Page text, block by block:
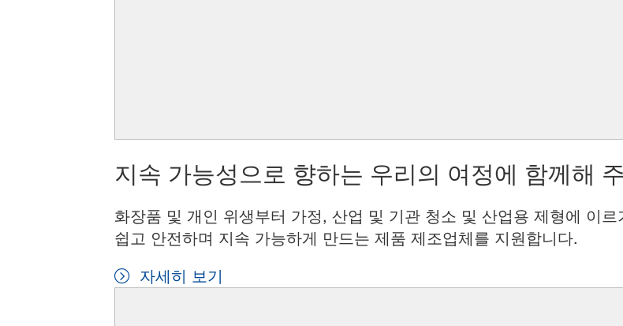
지속 가능성으로 향하는 우리의 여정에 함께해
화장품 및 개인 위생부터 가정, 산업 및 기관 청소 및 산업용 제형에 이
쉽고 안전하며 지속 가능하게 만드는 제품 제조업체를 지원합니다.
자세히 보기